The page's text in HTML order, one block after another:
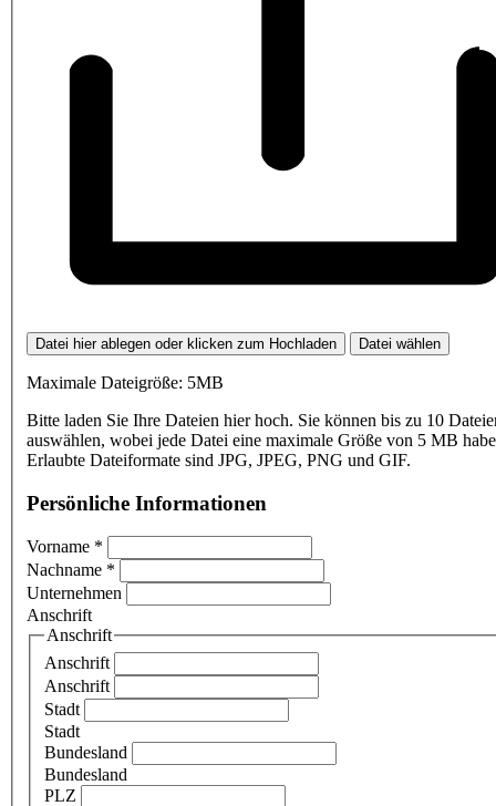
Datei hier ablegen oder klicken zum Hochladen Datei wählen
Maximale Dateigröße: 5MB
Bitte laden Sie Ihre Dateien hier hoch. Sie können bis zu 10
auswählen, wobei jede Datei eine maximale Größe von 5 MB
Erlaubte Dateiformate sind JPG, JPEG, PNG und GIF.
Persönliche Informationen
Vorname *
Nachname *
Unternehmen
Anschrift
Anschrift
Anschrift
Anschrift
Stadt
Stadt
Bundesland
Bundesland
PLZ